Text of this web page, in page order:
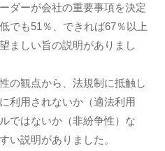
ダーが会社の重要事項を決定
でも51％、できれば67％以上
ましい旨の説明がありまし
の観点から、法規制に抵触し
利用されないか（適法利用
ではないか（非紛争性）な
い説明がありました。